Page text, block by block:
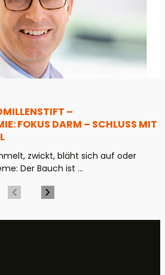
–
FOKUS DARM – SCHLUSS MIT
zwickt, bläht sich auf oder
Der Bauch ist ...